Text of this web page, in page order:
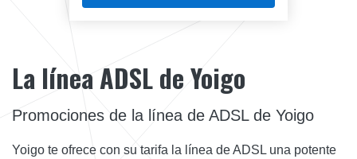
La línea ADSL de Yoigo
Promociones de la línea de ADSL de Yoigo
Yoigo te ofrece con su tarifa la línea de ADSL una potente